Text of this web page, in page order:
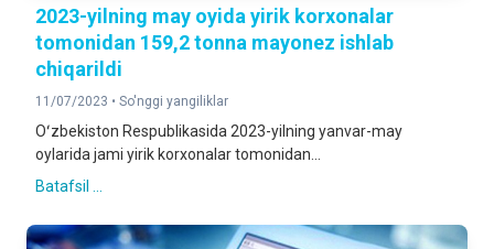
2023-yilning may oyida yirik korxonalar
tomonidan 159,2 tonna mayonez ishlab
chiqarildi
11/07/2023 • So'nggi yangiliklar
Oʻzbekiston Respublikasida 2023-yilning yanvar-may
oylarida jami yirik korxonalar tomonidan...
Batafsil ...